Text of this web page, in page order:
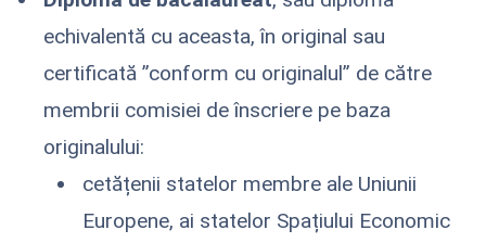
echivalentă cu aceasta, în original sau
certificată ”conform cu originalul” de către
membrii comisiei de înscriere pe baza
originalului:
cetățenii statelor membre ale Uniunii
Europene, ai statelor Spațiului Economic